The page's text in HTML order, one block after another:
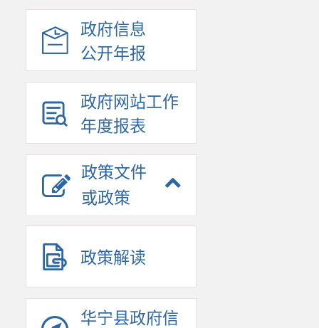
政府信息
公开年报
政府网站工作
年度报表
政策文件
或政策
政策解读
华宁县政府信